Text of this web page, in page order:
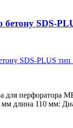
SDS-
SDS-PLUS
для перфоратора
мм длина 110 мм: